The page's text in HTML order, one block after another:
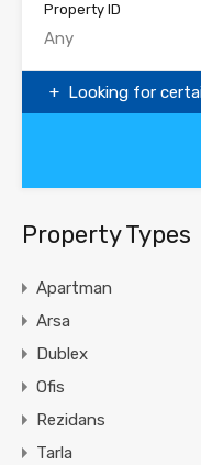
Property ID
Looking for
Property Types
Apartman
Arsa
Dublex
Ofis
Rezidans
Tarla